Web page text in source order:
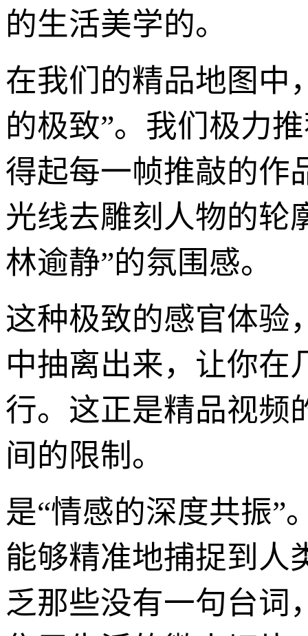
的生活美学的。
在我们的精品地图中
的极致”。我们极力
得起每一帧推敲的作
光线去雕刻人物的轮
林逾静”的氛围感。
这种极致的感官体验
中抽离出来，让你在
行。这正是精品视
间的限制。
是“情感的深度共振”
能够精准地捕捉到人
乏那些没有一句台词